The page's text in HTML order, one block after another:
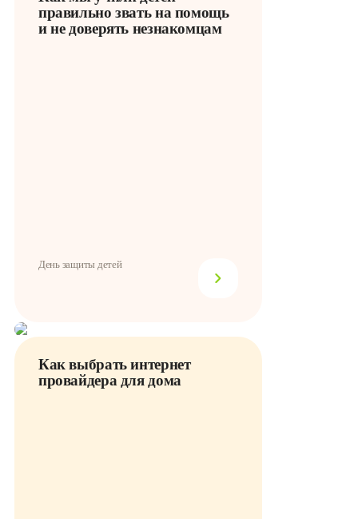
правильно звать на помощь
и не доверять незнакомцам
День защиты детей
Как выбрать интернет
провайдера для дома